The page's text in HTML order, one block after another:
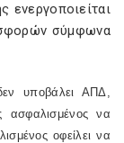
σύμφωνα
υποβάλει ΑΠΔ,
ασφαλισμένος να
οφείλει να